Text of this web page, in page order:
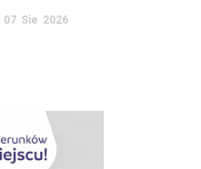
07 Sie 2026